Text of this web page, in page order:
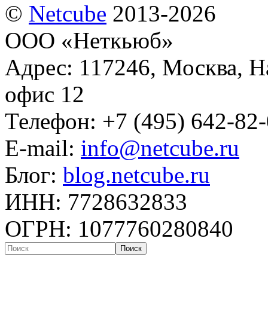
© Netсube 2013-2026
ООО «Неткьюб»
Адрес: 117246, Москва,
офис 12
Телефон: +7 (495) 642-
E-mail: info@netcube.ru
Блог: blog.netcube.ru
ИНН: 7728632833
ОГРН: 1077760280840